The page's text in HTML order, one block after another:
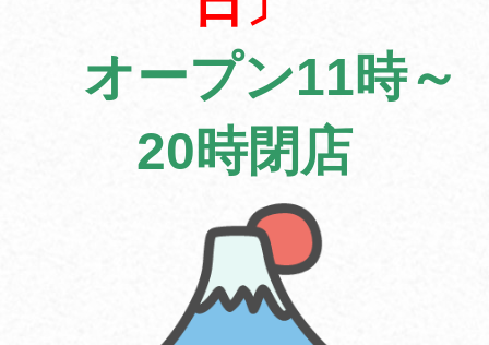
オープン11時～
20時閉店